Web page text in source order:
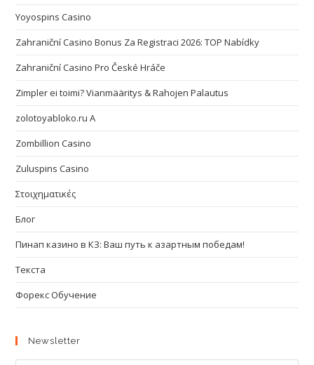
Yoyospins Casino
Zahraniční Casino Bonus Za Registraci 2026: TOP Nabídky
Zahraniční Casino Pro České Hráče
Zimpler ei toimi? Vianmääritys & Rahojen Palautus
zolotoyabloko.ru A
Zombillion Casino
Zuluspins Casino
Στοιχηματικές
Блог
Пинап казино в КЗ: Ваш путь к азартным победам!
Текста
Форекс Обучение
Newsletter